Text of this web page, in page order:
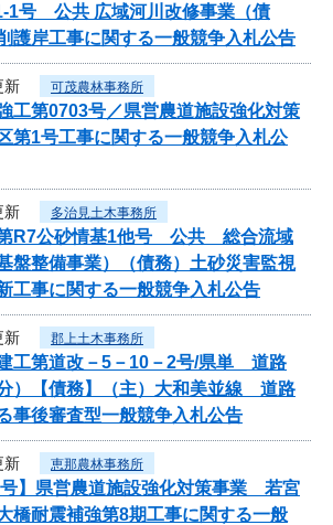
1号 公共 広域河川改修事業（債
岸工事に関する一般競争入札公告
新 可茂農林事務所
工第0703号／県営農道施設強化対策
第1号工事に関する一般競争入札公
新 多治見土木事務所
第R7公砂情基1他号 公共 総合流域
盤整備事業）（債務）土砂災害監視
工事に関する一般競争入札公告
新 郡上土木事務所
建工第道改－5－10－2号/県単 道路
）【債務】（主）大和美並線 道路
事後審査型一般競争入札公告
新 恵那農林事務所
号】県営農道施設強化対策事業 若宮
耐震補強第8期工事に関する一般